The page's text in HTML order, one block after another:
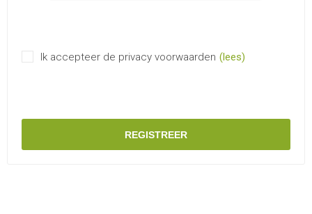
Ik accepteer de privacy voorwaarden (lees)
REGISTREER